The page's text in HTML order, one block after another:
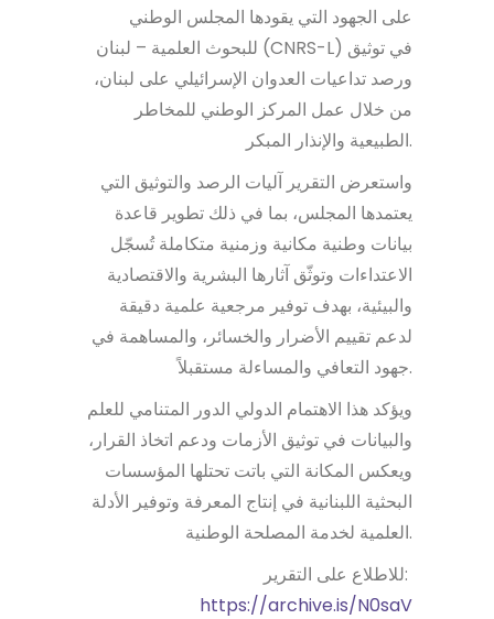
على الجهود التي يقودها المجلس الوطني
للبحوث العلمية – لبنان (CNRS-L) في توثيق
ورصد تداعيات العدوان الإسرائيلي على لبنان،
من خلال عمل المركز الوطني للمخاطر
الطبيعية والإنذار المبكر.
واستعرض التقرير آليات الرصد والتوثيق التي
يعتمدها المجلس، بما في ذلك تطوير قاعدة
بيانات وطنية مكانية وزمنية متكاملة تُسجّل
الاعتداءات وتوثّق آثارها البشرية والاقتصادية
والبيئية، بهدف توفير مرجعية علمية دقيقة
لدعم تقييم الأضرار والخسائر، والمساهمة في
جهود التعافي والمساءلة مستقبلاً.
ويؤكد هذا الاهتمام الدولي الدور المتنامي للعلم
والبيانات في توثيق الأزمات ودعم اتخاذ القرار،
ويعكس المكانة التي باتت تحتلها المؤسسات
البحثية اللبنانية في إنتاج المعرفة وتوفير الأدلة
العلمية لخدمة المصلحة الوطنية.
للاطلاع على التقرير:
https://archive.is/N0saV